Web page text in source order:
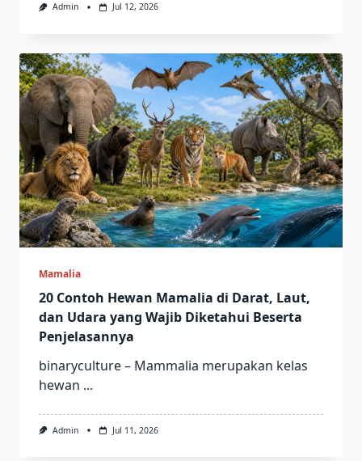
Admin Jul 12, 2026
Mamalia
20 Contoh Hewan Mamalia di Darat, Laut,
dan Udara yang Wajib Diketahui Beserta
Penjelasannya
binaryculture – Mammalia merupakan kelas
hewan ...
Admin Jul 11, 2026